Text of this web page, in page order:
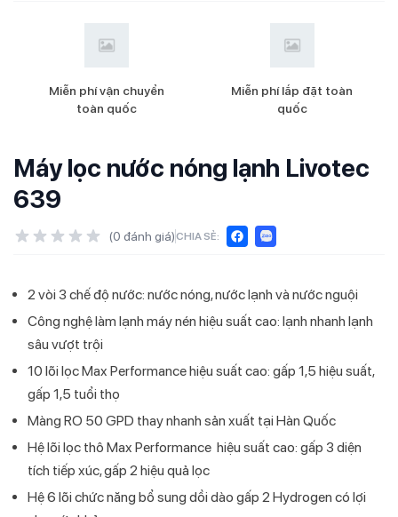
Miễn phí vận chuyển
toàn quốc
Miễn phí lắp đặt toàn
quốc
Máy lọc nước nóng lạnh Livotec
639
(0 đánh giá)CHIA SẺ:
2 vòi 3 chế độ nước: nước nóng, nước lạnh và nước nguội
Công nghệ làm lạnh máy nén hiệu suất cao: lạnh nhanh lạnh
sâu vượt trội
10 lõi lọc Max Performance hiệu suất cao: gấp 1,5 hiệu suất,
gấp 1,5 tuổi thọ
Màng RO 50 GPD thay nhanh sản xuất tại Hàn Quốc
Hệ lõi lọc thô Max Performance hiệu suất cao: gấp 3 diện
tích tiếp xúc, gấp 2 hiệu quả lọc
Hệ 6 lõi chức năng bổ sung dồi dào gấp 2 Hydrogen có lợi